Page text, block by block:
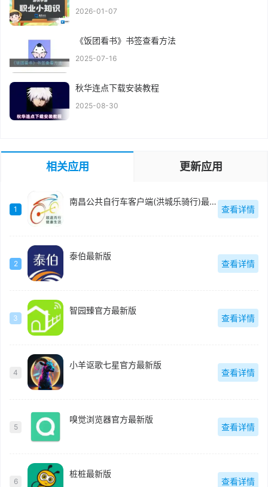
2026-01-07
《饭团看书》书签查看方法
2025-07-16
秋华连点下载安装教程
2025-08-30
相关应用 更新应用
1
南昌公共自行车客户端(洪城乐骑行)最新版
查看详情
2
泰伯最新版
查看详情
3
智园臻官方最新版
查看详情
4
小羊讴歌七星官方最新版
查看详情
5
嗅觉浏览器官方最新版
查看详情
6
桩桩最新版
查看详情